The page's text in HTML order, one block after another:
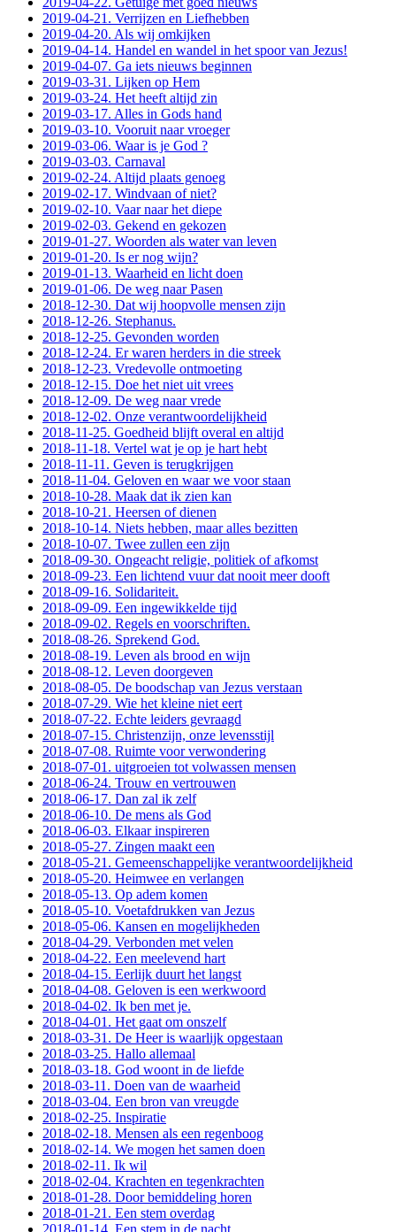
2019-04-21. Verrijzen en Liefhebben
2019-04-20. Als wij omkijken
2019-04-14. Handel en wandel in het spoor van Jezus!
2019-04-07. Ga iets nieuws beginnen
2019-03-31. Lijken op Hem
2019-03-24. Het heeft altijd zin
2019-03-17. Alles in Gods hand
2019-03-10. Vooruit naar vroeger
2019-03-06. Waar is je God ?
2019-03-03. Carnaval
2019-02-24. Altijd plaats genoeg
2019-02-17. Windvaan of niet?
2019-02-10. Vaar naar het diepe
2019-02-03. Gekend en gekozen
2019-01-27. Woorden als water van leven
2019-01-20. Is er nog wijn?
2019-01-13. Waarheid en licht doen
2019-01-06. De weg naar Pasen
2018-12-30. Dat wij hoopvolle mensen zijn
2018-12-26. Stephanus.
2018-12-25. Gevonden worden
2018-12-24. Er waren herders in die streek
2018-12-23. Vredevolle ontmoeting
2018-12-15. Doe het niet uit vrees
2018-12-09. De weg naar vrede
2018-12-02. Onze verantwoordelijkheid
2018-11-25. Goedheid blijft overal en altijd
2018-11-18. Vertel wat je op je hart hebt
2018-11-11. Geven is terugkrijgen
2018-11-04. Geloven en waar we voor staan
2018-10-28. Maak dat ik zien kan
2018-10-21. Heersen of dienen
2018-10-14. Niets hebben, maar alles bezitten
2018-10-07. Twee zullen een zijn
2018-09-30. Ongeacht religie, politiek of afkomst
2018-09-23. Een lichtend vuur dat nooit meer dooft
2018-09-16. Solidariteit.
2018-09-09. Een ingewikkelde tijd
2018-09-02. Regels en voorschriften.
2018-08-26. Sprekend God.
2018-08-19. Leven als brood en wijn
2018-08-12. Leven doorgeven
2018-08-05. De boodschap van Jezus verstaan
2018-07-29. Wie het kleine niet eert
2018-07-22. Echte leiders gevraagd
2018-07-15. Christenzijn, onze levensstijl
2018-07-08. Ruimte voor verwondering
2018-07-01. uitgroeien tot volwassen mensen
2018-06-24. Trouw en vertrouwen
2018-06-17. Dan zal ik zelf
2018-06-10. De mens als God
2018-06-03. Elkaar inspireren
2018-05-27. Zingen maakt een
2018-05-21. Gemeenschappelijke verantwoordelijkheid
2018-05-20. Heimwee en verlangen
2018-05-13. Op adem komen
2018-05-10. Voetafdrukken van Jezus
2018-05-06. Kansen en mogelijkheden
2018-04-29. Verbonden met velen
2018-04-22. Een meelevend hart
2018-04-15. Eerlijk duurt het langst
2018-04-08. Geloven is een werkwoord
2018-04-02. Ik ben met je.
2018-04-01. Het gaat om onszelf
2018-03-31. De Heer is waarlijk opgestaan
2018-03-25. Hallo allemaal
2018-03-18. God woont in de liefde
2018-03-11. Doen van de waarheid
2018-03-04. Een bron van vreugde
2018-02-25. Inspiratie
2018-02-18. Mensen als een regenboog
2018-02-14. We mogen het samen doen
2018-02-11. Ik wil
2018-02-04. Krachten en tegenkrachten
2018-01-28. Door bemiddeling horen
2018-01-21. Een stem overdag
2018-01-14. Een stem in de nacht